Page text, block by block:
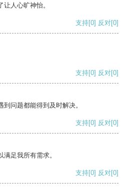
人心旷神怡。
支持[0] 反对[0]
支持[0] 反对[0]
问题都能得到及时解决。
支持[0] 反对[0]
足我所有需求。
支持[0] 反对[0]